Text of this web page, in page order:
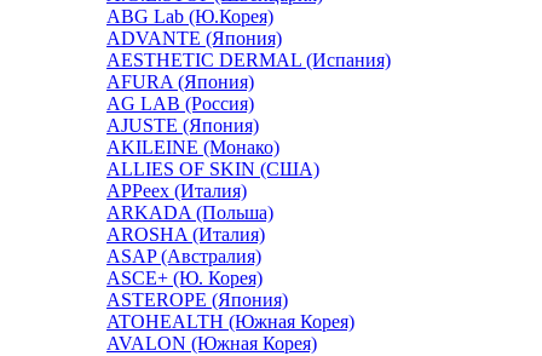
ABG Lab (Ю.Корея)
ADVANTE (Япония)
AESTHETIC DERMAL (Испания)
AFURA (Япония)
AG LAB (Россия)
AJUSTE (Япония)
AKILEINE (Монако)
ALLIES OF SKIN (США)
APPeex (Италия)
ARKADA (Польша)
AROSHA (Италия)
ASAP (Австралия)
ASCE+ (Ю. Корея)
ASTEROPE (Япония)
ATOHEALTH (Южная Корея)
AVALON (Южная Корея)